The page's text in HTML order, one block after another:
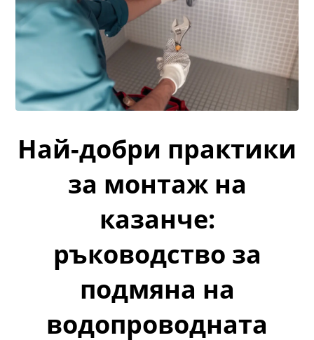
Най-добри практики
за монтаж на
казанче:
ръководство за
подмяна на
водопроводната